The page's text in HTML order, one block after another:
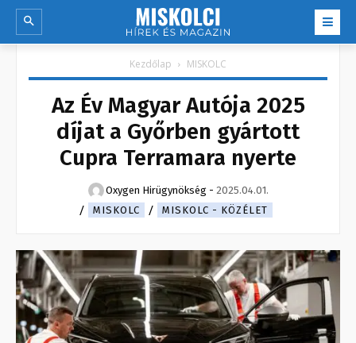
Kezdőlap MISKOLC
Az Év Magyar Autója 2025
díjat a Győrben gyártott
Cupra Terramara nyerte
Oxygen Hirügynökség - 2025.04.01.
MISKOLC
MISKOLC - KÖZÉLET